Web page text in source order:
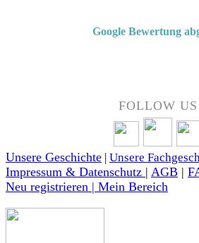
Google Bewertung
FOLLOW US
Unsere Geschichte | Unsere
Impressum & Datenschutz | AGB |
Neu registrieren | Mein Bereich